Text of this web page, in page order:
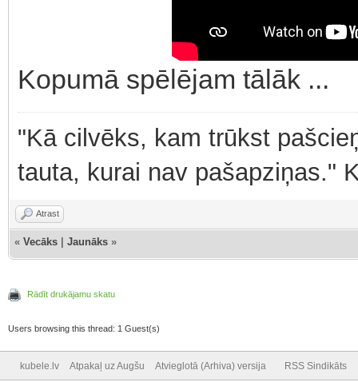
Kopumā spēlējam tālāk ...
"Kā cilvēks, kam trūkst
tauta, kurai nav pašapziņas."
Atrast
« Vecāks Jaunāks »
Rādīt drukājamu skatu
Users browsing this thread: 1 Guest(s)
kubele.lv Atpakaļ uz Augšu Atvieglotā (Arhiva) versija RSS Sindikāts